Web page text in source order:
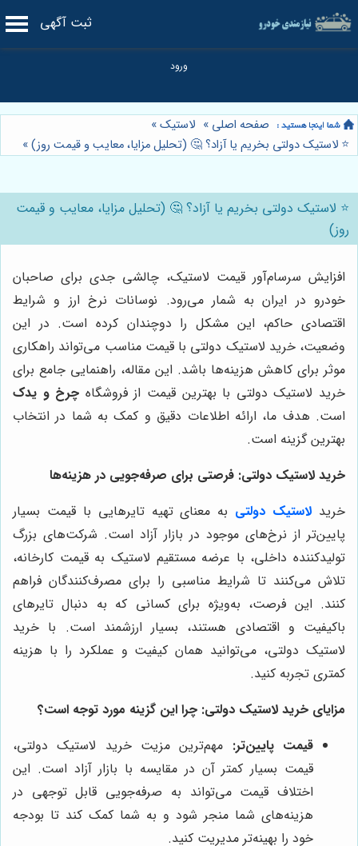
ثبت آگهی
صفحه اصلی » لاستیک»
⭐️ لاستیک دولتی بخریم یا آزاد؟ 🤔 (تحلیل مزایا، معایب و قیمت روز)»
⭐️ لاستیک دولتی بخریم یا آزاد؟ 🤔 (تحلیل مزایا، معایب و قیمت
روز)
افزایش سرسام‌آور قیمت لاستیک، چالشی جدی برای صاحبان
خودرو در ایران به شمار می‌رود. نوسانات نرخ ارز و شرایط
اقتصادی حاکم، این مشکل را دوچندان کرده است. در این
وضعیت، خرید لاستیک دولتی با قیمت مناسب می‌تواند راهکاری
موثر برای کاهش هزینه‌ها باشد. این مقاله، راهنمایی جامع برای
خرید لاستیک دولتی با بهترین قیمت از فروشگاه چرخ و یدک
است. هدف ما، ارائه اطلاعات دقیق و کمک به شما در انتخاب
بهترین گزینه است.
خرید لاستیک دولتی: فرصتی برای صرفه‌جویی در هزینه‌ها
خرید لاستیک دولتی به معنای تهیه تایرهایی با قیمت بسیار
پایین‌تر از نرخ‌های موجود در بازار آزاد است. شرکت‌های بزرگ
تولیدکننده داخلی، با عرضه مستقیم لاستیک به قیمت کارخانه،
تلاش می‌کنند تا شرایط مناسبی را برای مصرف‌کنندگان فراهم
کنند. این فرصت، به‌ویژه برای کسانی که به دنبال تایرهای
باکیفیت و اقتصادی هستند، بسیار ارزشمند است. با خرید
لاستیک دولتی، می‌توانید همان کیفیت و عملکرد را با هزینه
کمتری تجربه کنید.
مزایای خرید لاستیک دولتی: چرا این گزینه مورد توجه است؟
قیمت پایین‌تر: مهم‌ترین مزیت خرید لاستیک دولتی،
قیمت بسیار کمتر آن در مقایسه با بازار آزاد است. این
اختلاف قیمت می‌تواند به صرفه‌جویی قابل توجهی در
هزینه‌های شما منجر شود و به شما کمک کند تا بودجه
خود را بهینه‌تر مدیریت کنید.